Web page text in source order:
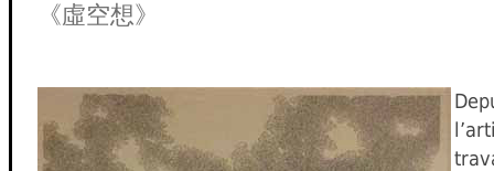
《虛空想》